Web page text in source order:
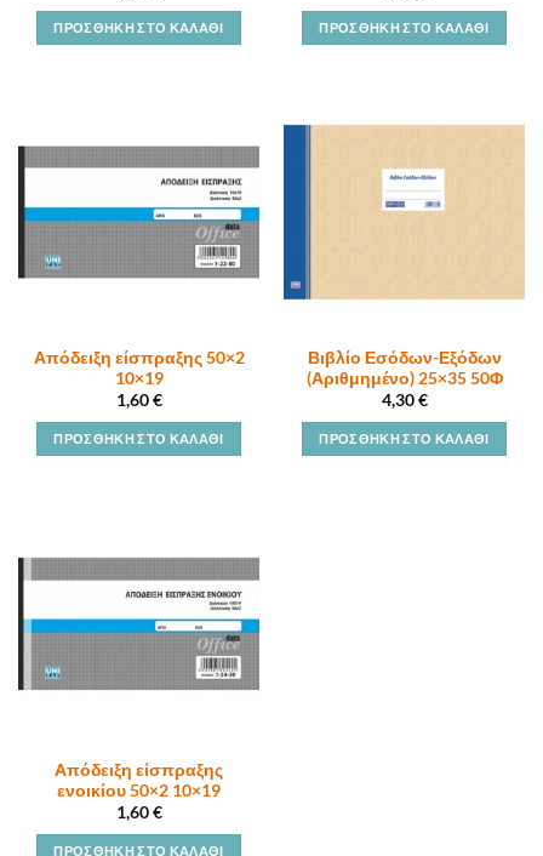
ΠΡΟΣΘΉΚΗ ΣΤΟ ΚΑΛΆΘΙ ΠΡΟΣΘΉΚΗ ΣΤΟ ΚΑΛΆΘΙ
Απόδειξη είσπραξης 50×2
10×19
1,60€
ΠΡΟΣΘΉΚΗ ΣΤΟ ΚΑΛΆΘΙ
Βιβλίο Εσόδων-Εξόδων
(Αριθμημένο) 25×35 50Φ
4,30€
ΠΡΟΣΘΉΚΗ ΣΤΟ ΚΑΛΆΘΙ
Απόδειξη είσπραξης
ενοικίου 50×2 10×19
1,60€
ΠΡΟΣΘΉΚΗ ΣΤΟ ΚΑΛΆΘΙ